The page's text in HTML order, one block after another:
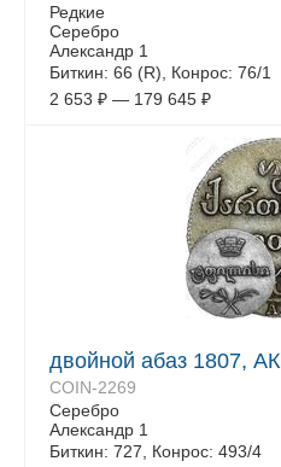
Редкие
Серебро
Александр 1
Биткин: 66 (R), Конрос: 76/1
2 653 ₽ — 179 645 ₽
двойной абаз 1807, АК
COIN-2269
Серебро
Александр 1
Биткин: 727, Конрос: 493/4